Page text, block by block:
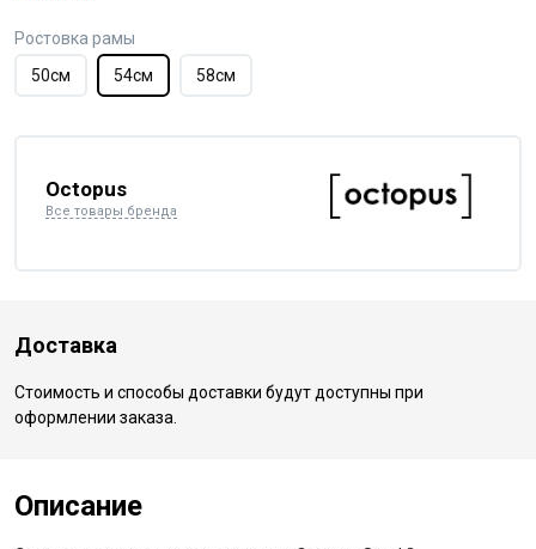
Ростовка рамы
50см
54см 58см
Octopus
Все товары бренда
Доставка
Стоимость и способы доставки будут доступны при
оформлении заказа.
Описание